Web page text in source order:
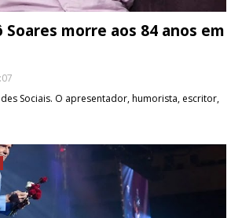
Soares morre aos 84 anos em
Sociais. O apresentador, humorista, escritor,